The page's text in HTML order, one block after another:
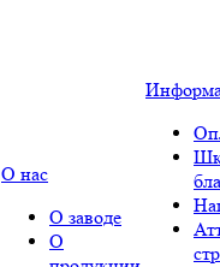
О нас
О заводе
О